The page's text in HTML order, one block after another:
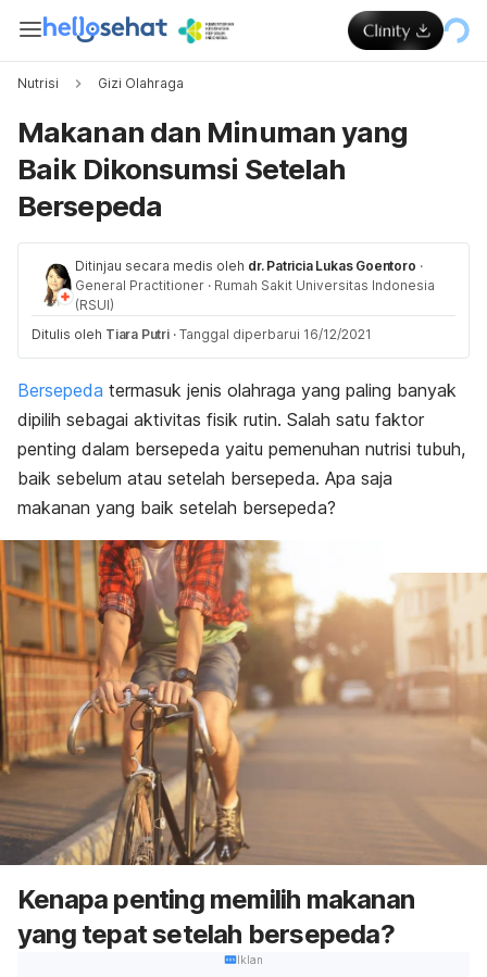
Nutrisi Gizi Olahraga
Makanan dan Minuman yang
Baik Dikonsumsi Setelah
Bersepeda
Ditinjau secara medis oleh dr. Patricia Lukas Goentoro ·
General Practitioner · Rumah Sakit Universitas Indonesia
(RSUI)
Ditulis oleh Tiara Putri · Tanggal diperbarui 16/12/2021
Bersepeda termasuk jenis olahraga yang paling banyak
dipilih sebagai aktivitas fisik rutin. Salah satu faktor
penting dalam bersepeda yaitu pemenuhan nutrisi tubuh,
baik sebelum atau setelah bersepeda. Apa saja
makanan yang baik setelah bersepeda?
Kenapa penting memilih makanan
yang tepat setelah bersepeda?
Iklan